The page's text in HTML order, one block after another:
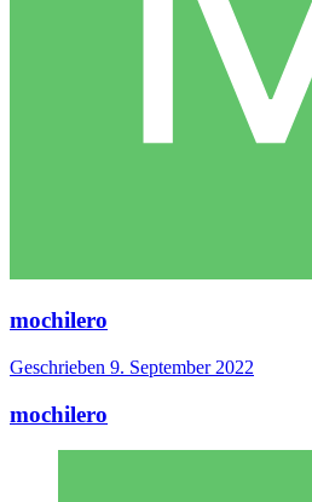
mochilero
Geschrieben 9. September 2022
mochilero